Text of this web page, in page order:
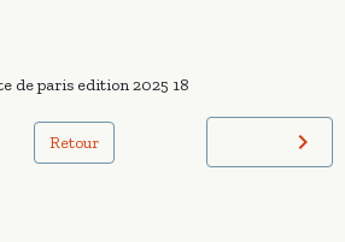
Retour